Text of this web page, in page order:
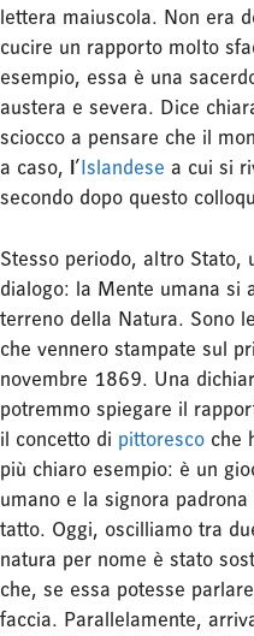
lettera maiuscola. Non era
cucire un rapporto molto
esempio, essa è una
austera e severa. Dice
sciocco a pensare che il
a caso, l’Islandese a cui si
secondo dopo questo
Stesso periodo, altro Stato,
dialogo: la Mente umana si
terreno della Natura. Sono
che vennero stampate sul
novembre 1869. Una
potremmo spiegare il
il concetto di pittoresco che
più chiaro esempio: è un
umano e la signora
tatto. Oggi, oscilliamo tra
natura per nome è stato
che, se essa potesse
faccia. Parallelamente,